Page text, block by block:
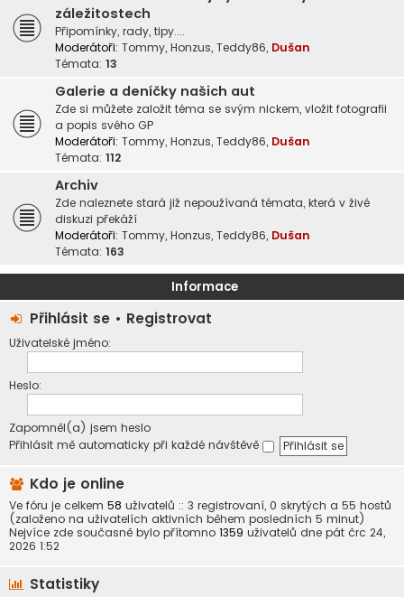
záležitostech
Připomínky, rady, tipy....
Moderátoři: Tommy, Honzus, Teddy86, Dušan
Témata: 13
Galerie a deníčky našich aut
Zde si můžete založit téma se svým nickem, vložit fotografii
a popis svého GP
Moderátoři: Tommy, Honzus, Teddy86, Dušan
Témata: 112
Archiv
Zde naleznete stará již nepoužívaná témata, která v živé
diskuzi překáží
Moderátoři: Tommy, Honzus, Teddy86, Dušan
Témata: 163
Informace
Přihlásit se • Registrovat
Uživatelské jméno:
Heslo:
Zapomněl(a) jsem heslo
Přihlásit mě automaticky při každé návštěvě
Kdo je online
Ve fóru je celkem 58 uživatelů :: 3 registrovaní, 0 skrytých a 55 hostů
(založeno na uživatelích aktivních během posledních 5 minut)
Nejvíce zde současně bylo přítomno 1359 uživatelů dne pát črc 24,
2026 1:52
Statistiky